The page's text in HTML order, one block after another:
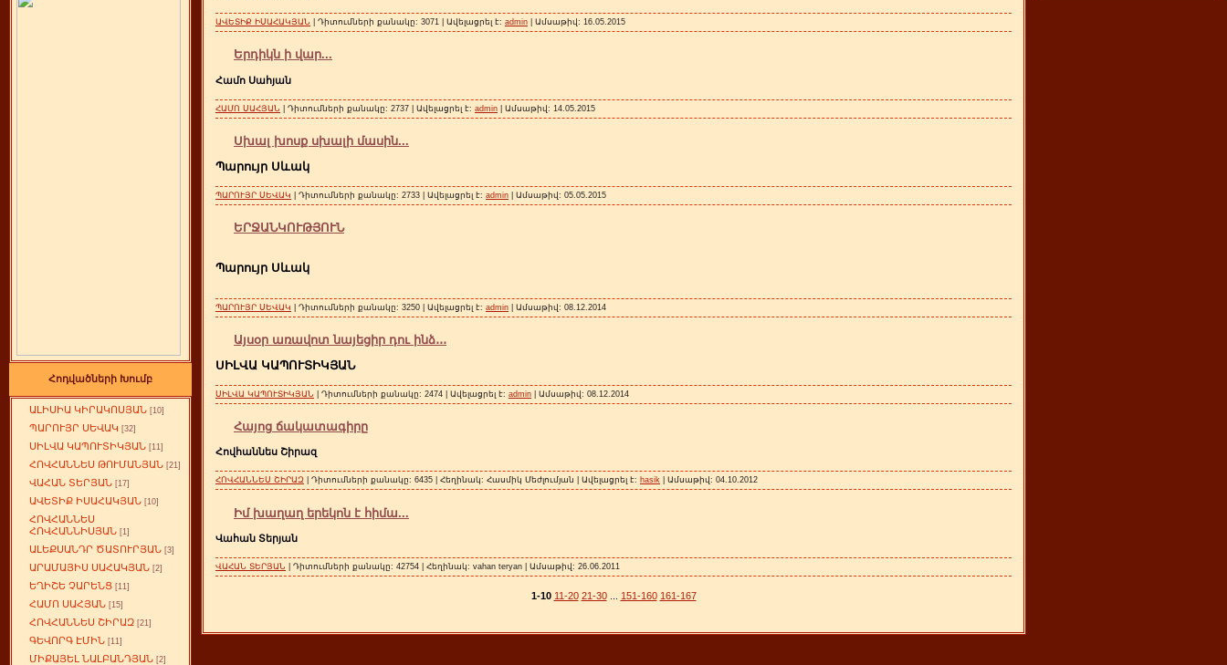
Հոդվածների Խումբ
ԱԼԻՍԻԱ ԿԻՐԱԿՈՍՅԱՆ [10]
ՊԱՐՈՒՅՐ ՍԵՎԱԿ [32]
ՍԻԼՎԱ ԿԱՊՈՒՏԻԿՅԱՆ [11]
ՀՈՎՀԱՆՆԵՍ ԹՈՒՄԱՆՅԱՆ [21]
ՎԱՀԱՆ ՏԵՐՅԱՆ [17]
ԱՎԵՏԻՔ ԻՍԱՀԱԿՅԱՆ [10]
ՀՈՎՀԱՆՆԵՍ
ՀՈՎՀԱՆՆԻՍՅԱՆ [1]
ԱԼԵՔՍԱՆԴՐ ԾԱՏՈՒՐՅԱՆ [3]
ԱՐԱՄԱՅԻՍ ՍԱՀԱԿՅԱՆ [2]
ԵՂԻՇԵ ՉԱՐԵՆՑ [11]
ՀԱՄՈ ՍԱՀՅԱՆ [15]
ՀՈՎՀԱՆՆԵՍ ՇԻՐԱԶ [21]
ԳԵՎՈՐԳ ԷՄԻՆ [11]
ՄԻՔԱՅԵԼ ՆԱԼԲԱՆԴՅԱՆ [2]
ԱՎԵՏԻՔ ԻՍԱՀԱԿՅԱՆ | Դիտումների քանակը: 3071 | Ավելացրել է: admin | Ամսաթիվ: 16.05.2015
Երդիկն ի վար...
Համո Սահյան
ՀԱՄՈ ՍԱՀՅԱՆ | Դիտումների քանակը: 2737 | Ավելացրել է: admin | Ամսաթիվ: 14.05.2015
Սխալ խոսք սխալի մասին...
Պարույր Սևակ
ՊԱՐՈՒՅՐ ՍԵՎԱԿ | Դիտումների քանակը: 2733 | Ավելացրել է: admin | Ամսաթիվ: 05.05.2015
ԵՐՋԱՆԿՈՒԹՅՈՒՆ
Պարույր Սևակ
ՊԱՐՈՒՅՐ ՍԵՎԱԿ | Դիտումների քանակը: 3250 | Ավելացրել է: admin | Ամսաթիվ: 08.12.2014
Այսօր առավոտ նայեցիր դու ինձ․․․
ՍԻԼՎԱ ԿԱՊՈՒՏԻԿՅԱՆ
ՍԻԼՎԱ ԿԱՊՈՒՏԻԿՅԱՆ | Դիտումների քանակը: 2474 | Ավելացրել է: admin | Ամսաթիվ: 08.12.2014
Հայոց ճակատագիրը
Հովհաննես Շիրազ
ՀՈՎՀԱՆՆԵՍ ՇԻՐԱԶ | Դիտումների քանակը: 6435 | Հեղինակ: Հասմիկ Մեժլումյան | Ավելացրել է: hasik | Ամսաթիվ: 04.10.2012
Իմ խաղաղ երեկոն է հիմա...
Վահան Տերյան
ՎԱՀԱՆ ՏԵՐՅԱՆ | Դիտումների քանակը: 42754 | Հեղինակ: vahan teryan | Ամսաթիվ: 26.06.2011
1-10 11-20 21-30 151-160 161-167